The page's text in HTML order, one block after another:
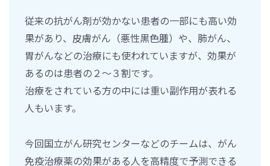
従来の抗がん剤が効かない患者の一部にも高い効
果があり、皮膚がん（悪性黒色腫）や、肺がん、
胃がんなどの治療にも使われていますが、効果が
あるのは患者の２～３割です。
治療をされている方の中には重い副作用が表れる
人もいます。
今回国立がん研究センターなどのチームは、がん
免疫治療薬の効果がある人を高精度で予測できる